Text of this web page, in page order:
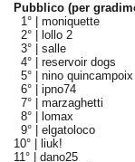
Pubblico (per
1° | moniquette
2° |
lollo 2
3° | salle
4° | reservoir dogs
5° | nino quincampoix
6° | ipno74
7° | marzaghetti
8° |
lomax
9° | elgatoloco
10° |
liuk!
11° | dano25